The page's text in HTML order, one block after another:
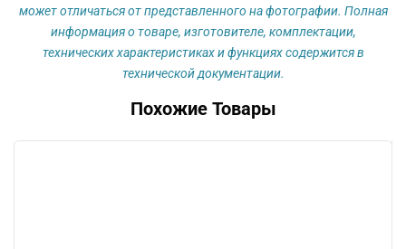
может отличаться от представленного на фотографии. Полная
информация о товаре, изготовителе, комплектации,
технических характеристиках и функциях содержится в
технической документации.
Похожие Товары